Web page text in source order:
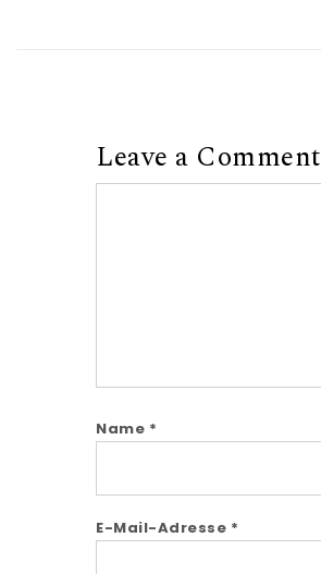
Leave a Comment
Name *
E-Mail-Adresse *